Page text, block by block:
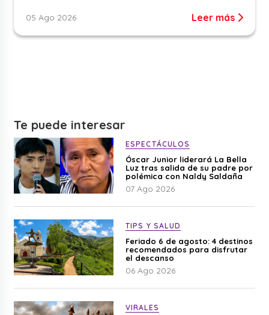
05 Ago 2026 Leer más
Te puede interesar
ESPECTÁCULOS
Óscar Junior liderará La Bella
Luz tras salida de su padre por
polémica con Naldy Saldaña
07 Ago 2026
TIPS Y SALUD
Feriado 6 de agosto: 4 destinos
recomendados para disfrutar
el descanso
06 Ago 2026
VIRALES